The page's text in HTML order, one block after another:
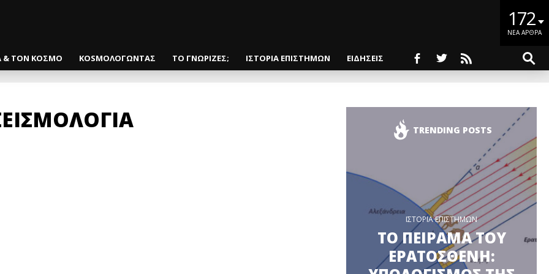
172
ΝΕΑ ΑΡΘΡΑ
& ΤΟΝ ΚΟΣΜΟ KOSMOΛΟΓΩΝΤΑΣ ΤΟ ΓΝΩΡΙΖΕΣ; ΙΣΤΟΡΙΑ ΕΠΙΣΤΗΜΩΝ ΕΙΔΗΣΕΙΣ
TRENDING POSTS
ΙΣΤΟΡΙΑ ΕΠΙΣΤΗΜΩΝ
ΤΟ ΠΕΙΡΑΜΑ ΤΟΥ
ΕΡΑΤΟΣΘΕΝΗ: